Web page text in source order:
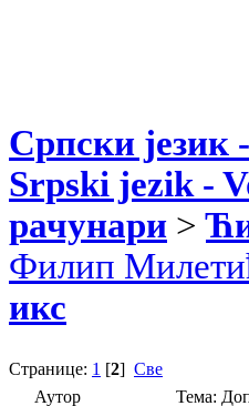
Српски језик
Srpski jezik -
рачунари >
Филип
икс
Странице: 1 [2] Све
Аутор
Тема: